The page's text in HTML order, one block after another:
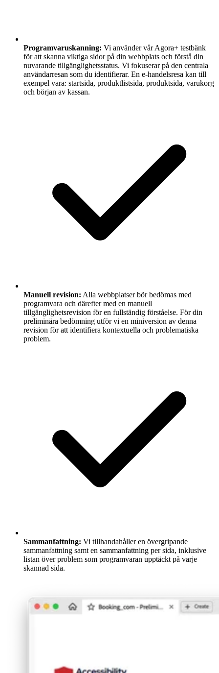
Programvaruskanning: Vi använder vår Agora+ testbänk
för att skanna viktiga sidor på din webbplats och förstå din
nuvarande tillgänglighetsstatus. Vi fokuserar på den centrala
användarresan som du identifierar. En e-handelsresa kan till
exempel vara: startsida, produktlistsida, produktsida, varukorg
och början av kassan.
Manuell revision: Alla webbplatser bör bedömas med
programvara och därefter med en manuell
tillgänglighetsrevision för en fullständig förståelse. För din
preliminära bedömning utför vi en miniversion av denna
revision för att identifiera kontextuella och problematiska
problem.
Sammanfattning: Vi tillhandahåller en övergripande
sammanfattning samt en sammanfattning per sida, inklusive
listan över problem som programvaran upptäckt på varje
skannad sida.